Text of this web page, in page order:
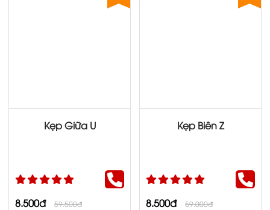
Kẹp Giữa U
8.500đ 59.500đ
Kẹp Biên Z
8.500đ 59.000đ